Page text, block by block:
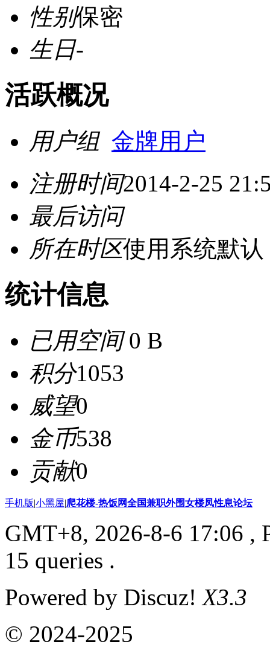
性别保密
生日-
活跃概况
用户组 金牌用户
注册时间2014-2-25
最后访问
所在时区使用系统默认
统计信息
已用空间0 B
积分1053
威望0
金币538
贡献0
手机版|小黑屋|爬花楼-热饭网全国兼职外围女楼凤性息论坛
GMT+8, 2026-8-6 17:06 ,
15 queries .
Powered by Discuz!X3.3
© 2024-2025